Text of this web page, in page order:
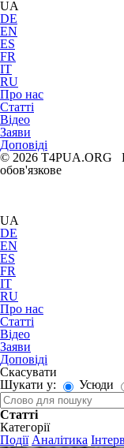
UA
DE
EN
ES
FR
IT
RU
Про нас
Статті
Відео
Заяви
Доповіді
© 2026 T4PUA.ORG
обов'язкове
UA
DE
EN
ES
FR
IT
RU
Про нас
Статті
Відео
Заяви
Доповіді
Скасувати
Шукати у:
Усюди
Статті
Категорії
Події Аналітика